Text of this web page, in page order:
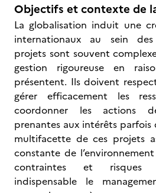
Objectifs et contexte de
La globalisation induit une
internationaux au sein des
projets sont souvent
gestion rigoureuse en
présentent. Ils doivent
gérer efficacement les
coordonner les actions
prenantes aux intérêts parfois
multifacette de ces projets
constante de
contraintes et risques
indispensable le